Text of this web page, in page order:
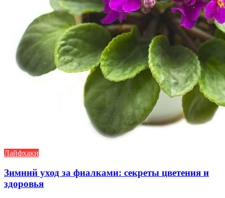
Лайфхаки
Зимний уход за фиалками: секреты цветения и
здоровья